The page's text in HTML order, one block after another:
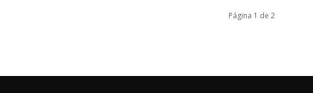
Página 1 de 2